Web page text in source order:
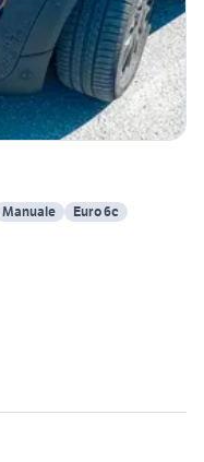
Manuale Euro 6c